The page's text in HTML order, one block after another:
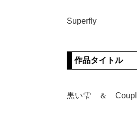
Superfly
作品タイトル
黒い雫 ＆